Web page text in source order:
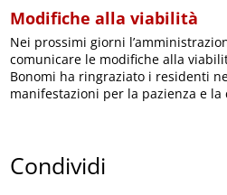
Modifiche alla viabilità
Nei prossimi giorni
comunicare le modifiche alla
Bonomi ha ringraziato i residenti
manifestazioni per la pazienza e
Condividi